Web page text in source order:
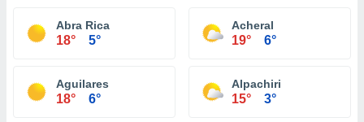
Abra Rica
18° 5°
Acheral
19° 6°
Aguilares
18° 6°
Alpachiri
15° 3°